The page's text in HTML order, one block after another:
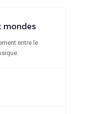
mondes
entre le